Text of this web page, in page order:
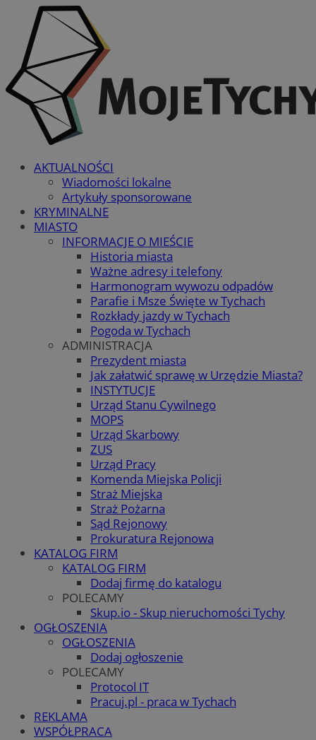
AKTUALNOŚCI
Wiadomości lokalne
Artykuły sponsorowane
KRYMINALNE
MIASTO
INFORMACJE O MIEŚCIE
Historia miasta
Ważne adresy i telefony
Harmonogram wywozu odpadów
Parafie i Msze Święte w Tychach
Rozkłady jazdy w Tychach
Pogoda w Tychach
ADMINISTRACJA
Prezydent miasta
Jak załatwić sprawę w Urzędzie Miasta?
INSTYTUCJE
Urząd Stanu Cywilnego
MOPS
Urząd Skarbowy
ZUS
Urząd Pracy
Komenda Miejska Policji
Straż Miejska
Straż Pożarna
Sąd Rejonowy
Prokuratura Rejonowa
KATALOG FIRM
KATALOG FIRM
Dodaj firmę do katalogu
POLECAMY
Skup.io - Skup nieruchomości Tychy
OGŁOSZENIA
OGŁOSZENIA
Dodaj ogłoszenie
POLECAMY
Protocol IT
Pracuj.pl - praca w Tychach
REKLAMA
WSPÓŁPRACA